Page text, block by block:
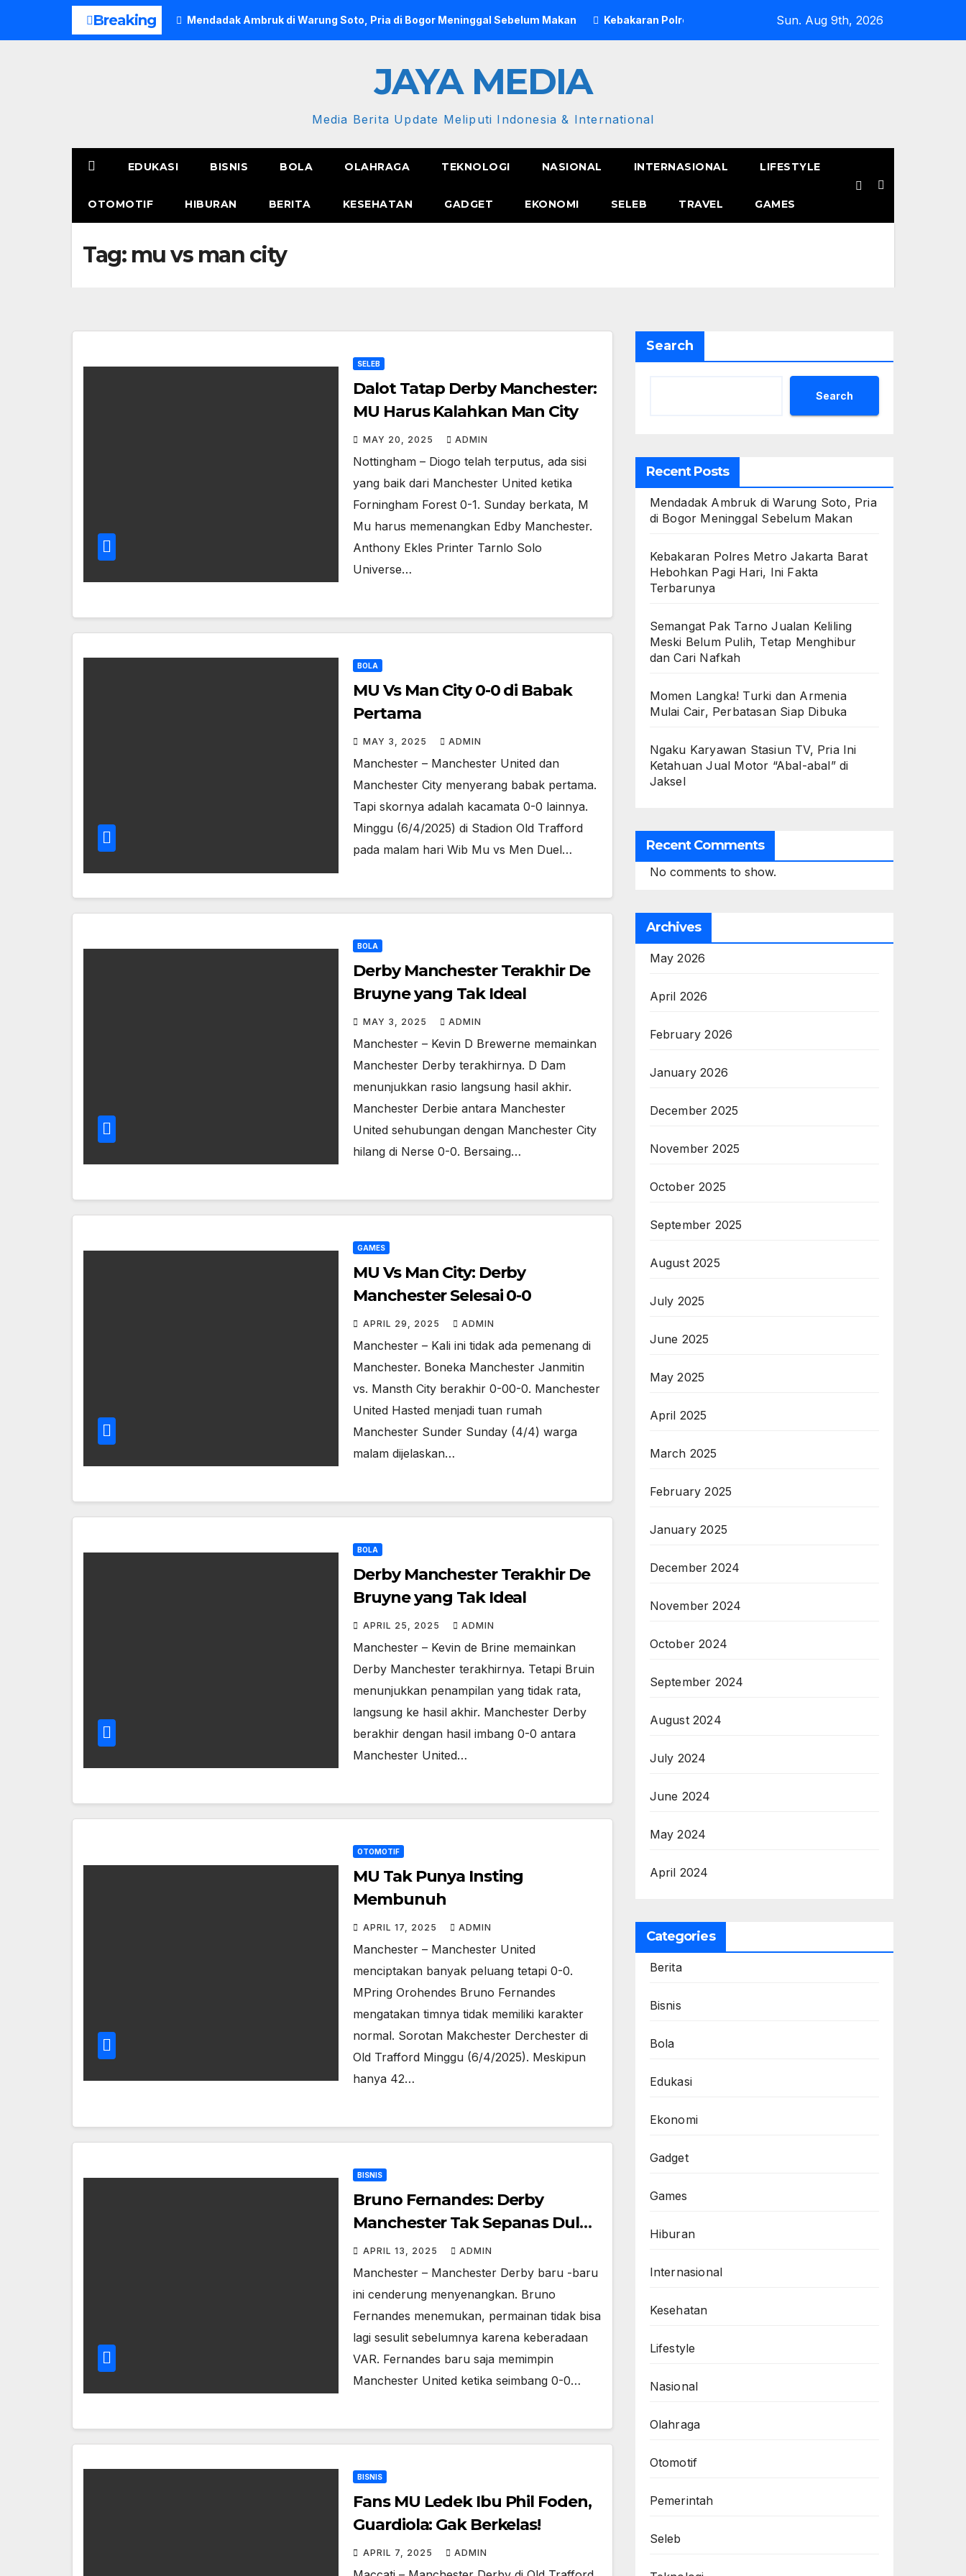
Breaking Mendadak Ambruk di Warung Soto, Pria di Bogor Meninggal Sebelum Makan Kebakaran Polres Metro Jakarta Barat Hebohkan Pagi Hari, Ini Fakta
Sun. Aug 9th, 2026
JAYA MEDIA
Media Berita Update Meliputi Indonesia & International
EDUKASI BISNIS BOLA OLAHRAGA TEKNOLOGI NASIONAL INTERNASIONAL LIFESTYLE
OTOMOTIF HIBURAN BERITA KESEHATAN GADGET EKONOMI SELEB TRAVEL GAMES
Tag: mu vs man city
SELEB
Dalot Tatap Derby Manchester:
MU Harus Kalahkan Man City
MAY 20, 2025 ADMIN
Nottingham – Diogo telah terputus, ada sisi
yang baik dari Manchester United ketika
Forningham Forest 0-1. Sunday berkata, M
Mu harus memenangkan Edby Manchester.
Anthony Ekles Printer Tarnlo Solo
Universe…
BOLA
MU Vs Man City 0-0 di Babak
Pertama
MAY 3, 2025 ADMIN
Manchester – Manchester United dan
Manchester City menyerang babak pertama.
Tapi skornya adalah kacamata 0-0 lainnya.
Minggu (6/4/2025) di Stadion Old Trafford
pada malam hari Wib Mu vs Men Duel…
BOLA
Derby Manchester Terakhir De
Bruyne yang Tak Ideal
MAY 3, 2025 ADMIN
Manchester – Kevin D Brewerne memainkan
Manchester Derby terakhirnya. D Dam
menunjukkan rasio langsung hasil akhir.
Manchester Derbie antara Manchester
United sehubungan dengan Manchester City
hilang di Nerse 0-0. Bersaing…
GAMES
MU Vs Man City: Derby
Manchester Selesai 0-0
APRIL 29, 2025 ADMIN
Manchester – Kali ini tidak ada pemenang di
Manchester. Boneka Manchester Janmitin
vs. Mansth City berakhir 0-00-0. Manchester
United Hasted menjadi tuan rumah
Manchester Sunder Sunday (4/4) warga
malam dijelaskan…
BOLA
Derby Manchester Terakhir De
Bruyne yang Tak Ideal
APRIL 25, 2025 ADMIN
Manchester – Kevin de Brine memainkan
Derby Manchester terakhirnya. Tetapi Bruin
menunjukkan penampilan yang tidak rata,
langsung ke hasil akhir. Manchester Derby
berakhir dengan hasil imbang 0-0 antara
Manchester United…
OTOMOTIF
MU Tak Punya Insting
Membunuh
APRIL 17, 2025 ADMIN
Manchester – Manchester United
menciptakan banyak peluang tetapi 0-0.
MPring Orohendes Bruno Fernandes
mengatakan timnya tidak memiliki karakter
normal. Sorotan Makchester Derchester di
Old Trafford Minggu (6/4/2025). Meskipun
hanya 42…
BISNIS
Bruno Fernandes: Derby
Manchester Tak Sepanas Dulu
karena…
APRIL 13, 2025 ADMIN
Manchester – Manchester Derby baru -baru
ini cenderung menyenangkan. Bruno
Fernandes menemukan, permainan tidak bisa
lagi sesulit sebelumnya karena keberadaan
VAR. Fernandes baru saja memimpin
Manchester United ketika seimbang 0-0…
BISNIS
Fans MU Ledek Ibu Phil Foden,
Guardiola: Gak Berkelas!
APRIL 7, 2025 ADMIN
Search
Search
Recent Posts
Mendadak Ambruk di Warung Soto, Pria
di Bogor Meninggal Sebelum Makan
Kebakaran Polres Metro Jakarta Barat
Hebohkan Pagi Hari, Ini Fakta
Terbarunya
Semangat Pak Tarno Jualan Keliling
Meski Belum Pulih, Tetap Menghibur
dan Cari Nafkah
Momen Langka! Turki dan Armenia
Mulai Cair, Perbatasan Siap Dibuka
Ngaku Karyawan Stasiun TV, Pria Ini
Ketahuan Jual Motor “Abal-abal” di
Jaksel
Recent Comments
No comments to show.
Archives
May 2026
April 2026
February 2026
January 2026
December 2025
November 2025
October 2025
September 2025
August 2025
July 2025
June 2025
May 2025
April 2025
March 2025
February 2025
January 2025
December 2024
November 2024
October 2024
September 2024
August 2024
July 2024
June 2024
May 2024
April 2024
Categories
Berita
Bisnis
Bola
Edukasi
Ekonomi
Gadget
Games
Hiburan
Internasional
Kesehatan
Lifestyle
Nasional
Olahraga
Otomotif
Pemerintah
Seleb